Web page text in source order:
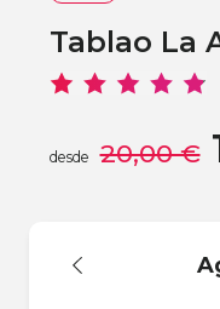
Tablao La
desde 20,00 €